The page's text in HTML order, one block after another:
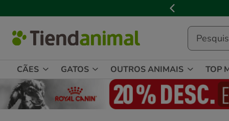
de
mensagem,
CÃES GATOS OUTROS ANIMAIS TOP